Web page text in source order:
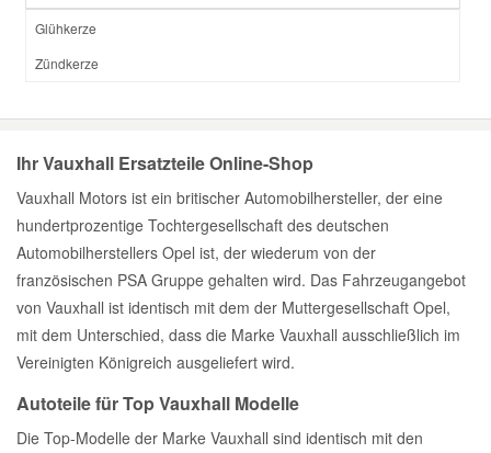
Glühkerze
Zündkerze
Ihr Vauxhall Ersatzteile Online-Shop
Vauxhall Motors ist ein britischer Automobilhersteller, der eine
hundertprozentige Tochtergesellschaft des deutschen
Automobilherstellers Opel ist, der wiederum von der
französischen PSA Gruppe gehalten wird. Das Fahrzeugangebot
von Vauxhall ist identisch mit dem der Muttergesellschaft Opel,
mit dem Unterschied, dass die Marke Vauxhall ausschließlich im
Vereinigten Königreich ausgeliefert wird.
Autoteile für Top Vauxhall Modelle
Die Top-Modelle der Marke Vauxhall sind identisch mit den